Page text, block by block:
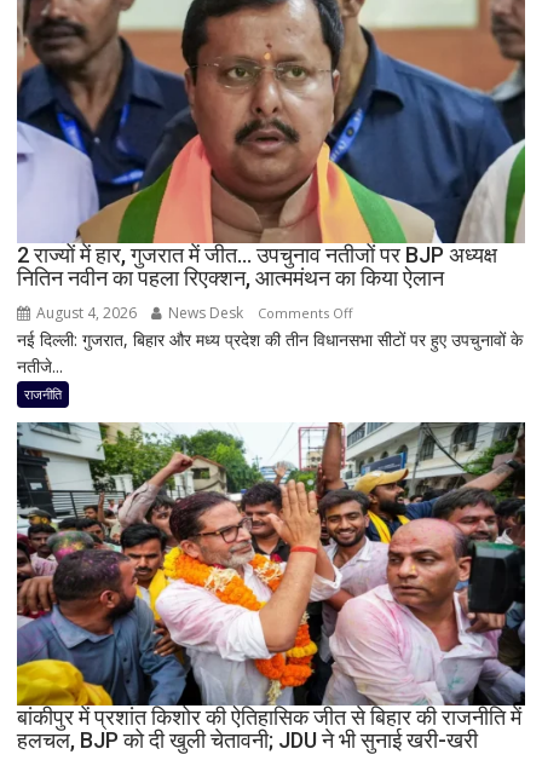
योगी
का
बड़ा
बयान,
बोले-
SIT
जांच
में
किसी
साधु-
संत
की
भूमिका
2 राज्यों में हार, गुजरात में जीत… उपचुनाव नतीजों पर BJP अध्यक्ष
नितिन नवीन का पहला रिएक्शन, आत्ममंथन का किया ऐलान
August 4, 2026 News Desk Comments Offon
2
गुजरात
में
जीत…
उपचुनाव
नतीजों
पर
BJP
नितिन
नवीन
का
पहला
नई दिल्ली: गुजरात, बिहार और मध्य प्रदेश की तीन विधानसभा सीटों पर हुए उपचुनावों के
नतीजे...
राजनीति
बांकीपुर में प्रशांत किशोर की ऐतिहासिक जीत से बिहार की राजनीति में
हलचल, BJP को दी खुली चेतावनी; JDU ने भी सुनाई खरी-खरी